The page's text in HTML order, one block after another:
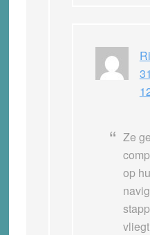
Ze
op